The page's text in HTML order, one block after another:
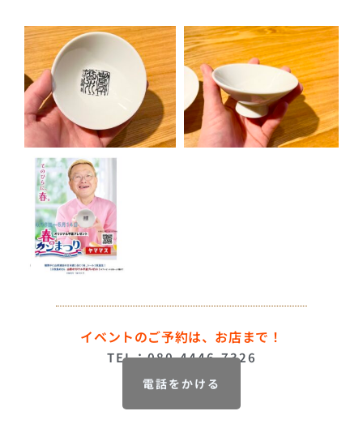
イベントのご予約は、お店まで！
TEL：080-4446-7326
電話をかける